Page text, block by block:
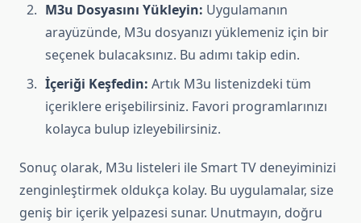
M3u Dosyasını Yükleyin: Uygulamanın
arayüzünde, M3u dosyanızı yüklemeniz için bir
seçenek bulacaksınız. Bu adımı takip edin.
İçeriği Keşfedin: Artık M3u listenizdeki tüm
içeriklere erişebilirsiniz. Favori programlarınızı
kolayca bulup izleyebilirsiniz.
Sonuç olarak, M3u listeleri ile Smart TV deneyiminizi
zenginleştirmek oldukça kolay. Bu uygulamalar, size
geniş bir içerik yelpazesi sunar. Unutmayın, doğru